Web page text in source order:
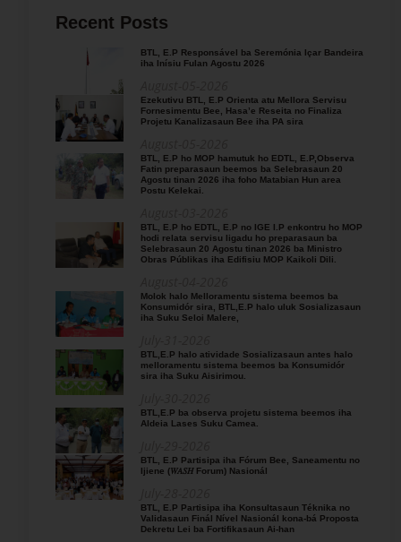
Recent Posts
BTL, E.P Responsável ba Seremónia Içar Bandeira
iha Inísiu Fulan Agostu 2026
Ezekutivu BTL, E.P Orienta atu Mellora Servisu
Fornesimentu Bee, Hasa’e Reseita no Finaliza
Projetu Kanalizasaun Bee iha PA sira
BTL, E.P ho MOP hamutuk ho EDTL, E.P,Observa
Fatin preparasaun beemos ba Selebrasaun 20
Agostu tinan 2026 iha foho Matabian Hun area
Postu Kelekai.
BTL, E.P ho EDTL, E.P no IGE I.P enkontru ho MOP
hodi relata servisu ligadu ho preparasaun ba
Selebrasaun 20 Agostu tinan 2026 ba Ministro
Obras Públikas iha Edifisiu MOP Kaikoli Dili.
Molok halo Melloramentu sistema beemos ba
Konsumidór sira, BTL,E.P halo uluk Sosializasaun
iha Suku Seloi Malere,
BTL,E.P halo atividade Sosializasaun antes halo
melloramentu sistema beemos ba Konsumidór
sira iha Suku Aisirimou.
BTL,E.P ba observa projetu sistema beemos iha
Aldeia Lases Suku Camea.
BTL, E.P Partisipa iha Fórum Bee, Saneamentu no
Ijiene (𝑊𝐴𝑆𝐻 Forum) Nasionál
BTL, E.P Partisipa iha Konsultasaun Téknika no
Validasaun Finál Nível Nasionál kona-bá Proposta
Dekretu Lei ba Fortifikasaun Ai-han